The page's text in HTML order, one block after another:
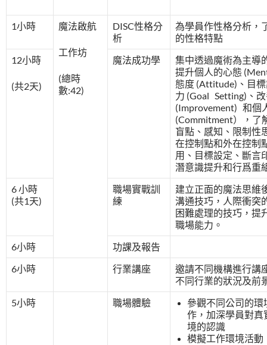
1小時 魔法啟航
工作坊
(總時
數:42)
DISC性格分
析
為學員作性格分析，
的性格特點
12小時
(共2天)
魔法成功學
集中透過魔術為主導
提升個人的心態
態度 (Attitude)、目
力 (Goal Setting)、
(Improvement) 和個
(Commitment），了
盲點、感知、限制性
在控制點和外在控制
用、目標設定、斷言
潛意識提升和行爲重
6 小時
(共1天)
職場實戰訓
練
建立正面的魔法思維
溝通技巧，人際衝突
困難處理的技巧，提
職場能力。
6小時
功課及報告
6小時
行業講座
邀請不同機構進行講
不同行業的狀況及前
5小時
職場體驗
參觀不同公司的環
作，加深學員對真
境的認識
模擬工作環境活動